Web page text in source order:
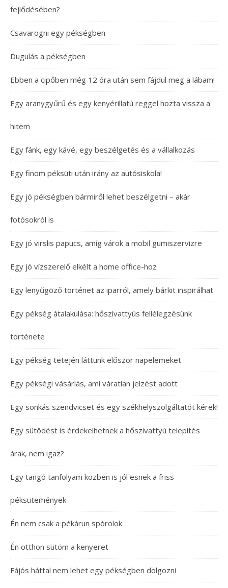
fejlődésében?
Csavarogni egy pékségben
Dugulás a pékségben
Ebben a cipőben még 12 óra után sem fájdul meg a lábam!
Egy aranygyűrű és egy kenyérillatú reggel hozta vissza a
hitem
Egy fánk, egy kávé, egy beszélgetés és a vállalkozás
Egy finom péksüti után irány az autósiskola!
Egy jó pékségben bármiről lehet beszélgetni – akár
fotósokról is
Egy jó virslis papucs, amíg várok a mobil gumiszervizre
Egy jó vízszerelő elkélt a home office-hoz
Egy lenyűgöző történet az iparról, amely bárkit inspirálhat
Egy pékség átalakulása: hőszivattyús fellélegzésünk
története
Egy pékség tetején láttunk először napelemeket
Egy pékségi vásárlás, ami váratlan jelzést adott
Egy sonkás szendvicset és egy székhelyszolgáltatót kérek!
Egy sütödést is érdekelhetnek a hőszivattyú telepítés
árak, nem igaz?
Egy tangó tanfolyam közben is jól esnek a friss
péksütemények
Én nem csak a pékárun spórolok
Én otthon sütöm a kenyeret
Fájós háttal nem lehet egy pékségben dolgozni